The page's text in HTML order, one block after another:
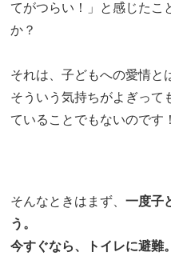
てがつらい！」と感じたこ
か？
それは、子どもへの愛情と
そういう気持ちがよぎって
ていることでもないのです！
そんなときはまず、一度子
う。
今すぐなら、トイレに避難。